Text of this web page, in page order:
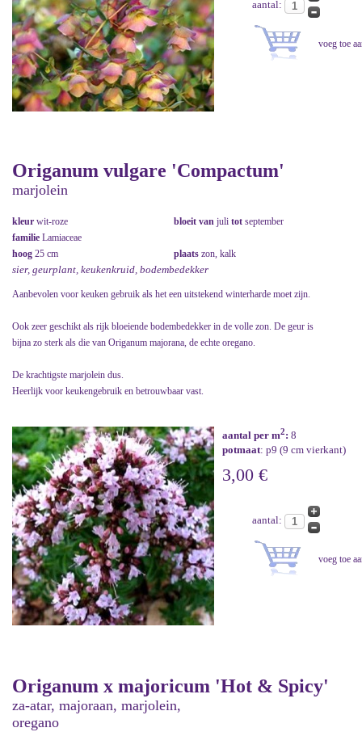
aantal:
Origanum vulgare 'Compactum'
marjolein
kleur wit-roze bloeit van juli tot september
familie Lamiaceae
hoog 25 cm plaats zon, kalk
sier, geurplant, keukenkruid, bodembedekker
Aanbevolen voor keuken gebruik als het een uitstekend winterharde moet zijn.
Ook zeer geschikt als rijk bloeiende bodembedekker in de volle zon. De geur is
bijna zo sterk als die van Origanum majorana, de echte oregano.
De krachtigste marjolein dus.
Heerlijk voor keukengebruik en betrouwbaar vast.
aantal per m2: 8
potmaat: p9 (9 cm vierkant)
3,00 €
aantal:
Origanum x majoricum 'Hot & Spicy'
za-atar, majoraan, marjolein,
oregano